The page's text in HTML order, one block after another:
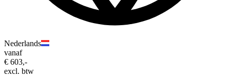
Nederlands
vanaf
€ 603,-
excl. btw